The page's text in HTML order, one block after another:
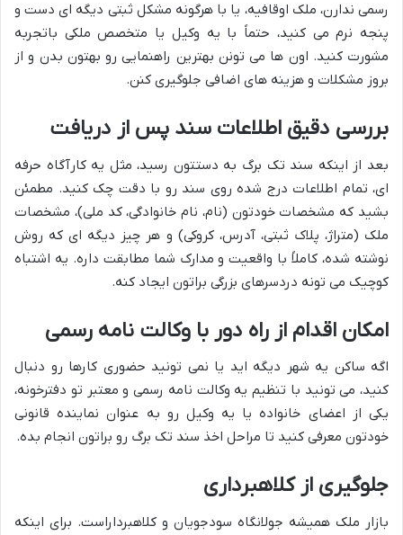
رسمی ندارن، ملک اوقافیه، یا با هرگونه مشکل ثبتی دیگه ای دست و
پنجه نرم می کنید، حتماً با یه وکیل یا متخصص ملکی باتجربه
مشورت کنید. اون ها می تونن بهترین راهنمایی رو بهتون بدن و از
بروز مشکلات و هزینه های اضافی جلوگیری کنن.
بررسی دقیق اطلاعات سند پس از دریافت
بعد از اینکه سند تک برگ به دستتون رسید، مثل یه کارآگاه حرفه
ای، تمام اطلاعات درج شده روی سند رو با دقت چک کنید. مطمئن
بشید که مشخصات خودتون (نام، نام خانوادگی، کد ملی)، مشخصات
ملک (متراژ، پلاک ثبتی، آدرس، کروکی) و هر چیز دیگه ای که روش
نوشته شده، کاملاً با واقعیت و مدارک شما مطابقت داره. یه اشتباه
کوچیک می تونه دردسرهای بزرگی براتون ایجاد کنه.
امکان اقدام از راه دور با وکالت نامه رسمی
اگه ساکن یه شهر دیگه اید یا نمی تونید حضوری کارها رو دنبال
کنید، می تونید با تنظیم یه وکالت نامه رسمی و معتبر تو دفترخونه،
یکی از اعضای خانواده یا یه وکیل رو به عنوان نماینده قانونی
خودتون معرفی کنید تا مراحل اخذ سند تک برگ رو براتون انجام بده.
جلوگیری از کلاهبرداری
بازار ملک همیشه جولانگاه سودجویان و کلاهبرداراست. برای اینکه